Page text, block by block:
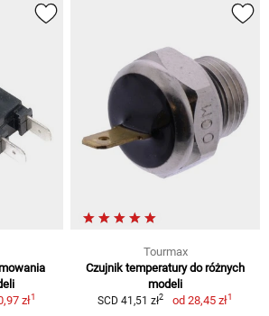
zł1
Tourmax
Czujnik temperatury do różnych
modeli
SCD 41,51 zł2 od 28,45 zł1